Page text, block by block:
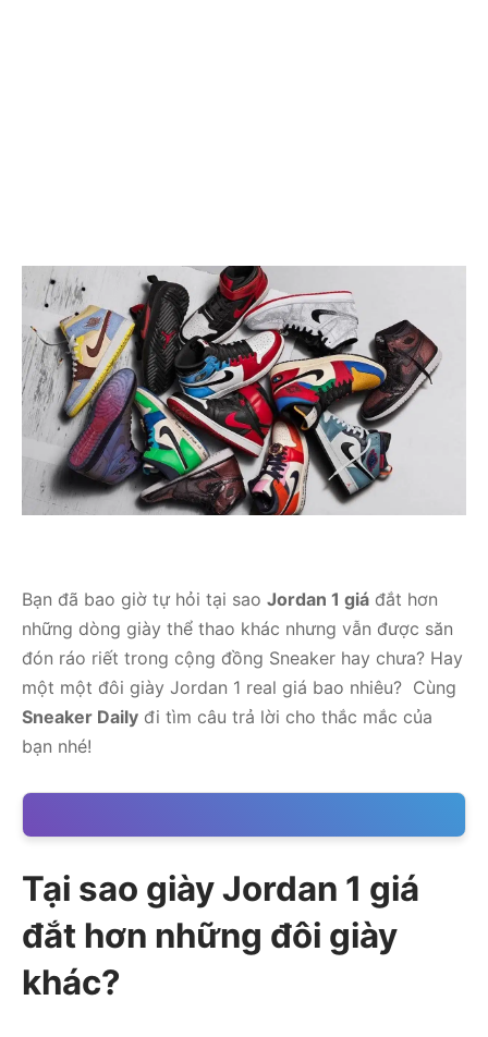
Bạn đã bao giờ tự hỏi tại sao Jordan 1 giá đắt hơn
những dòng giày thể thao khác nhưng vẫn được săn
đón ráo riết trong cộng đồng Sneaker hay chưa? Hay
một một đôi giày Jordan 1 real giá bao nhiêu? Cùng
Sneaker Daily đi tìm câu trả lời cho thắc mắc của
bạn nhé!
Tại sao giày Jordan 1 giá
đắt hơn những đôi giày
khác?